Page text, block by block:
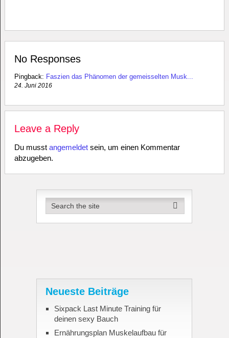
No Responses
Pingback: Faszien das Phänomen der gemeisselten Musk...
24. Juni 2016
Leave a Reply
Du musst angemeldetsein, um einen Kommentar
abzugeben.
Neueste Beiträge
Sixpack Last Minute Training für
deinen sexy Bauch
Ernährungsplan Muskelaufbau für